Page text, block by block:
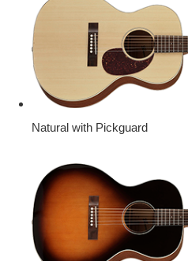
Natural with Pickguard